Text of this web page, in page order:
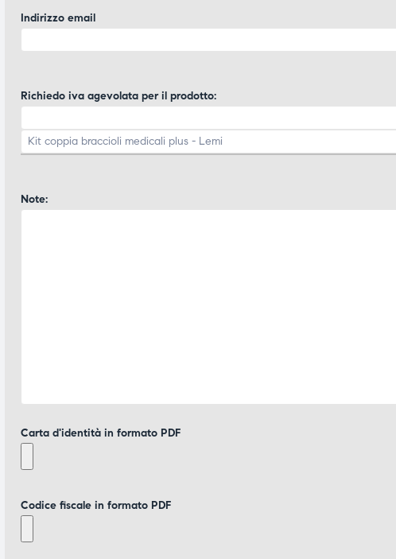
Indirizzo email
Richiedo iva agevolata per il prodotto:
Note:
Carta d'identità in formato PDF
Codice fiscale in formato PDF